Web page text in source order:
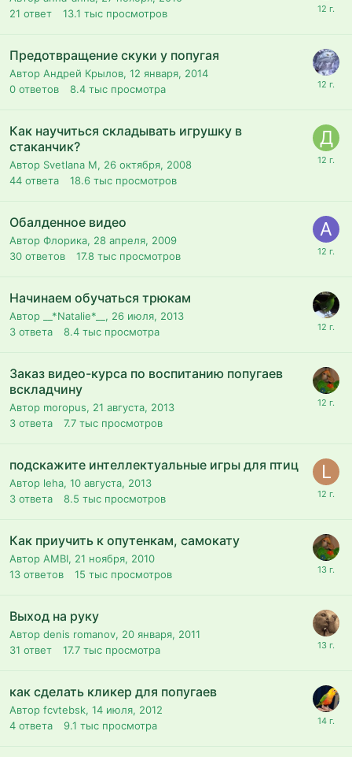
21 ответ 13.1 тыс просмотров
Предотвращение скуки у попугая
Автор Андрей Крылов, 12 января, 2014
0 ответов 8.4 тыс просмотра
Как научиться складывать игрушку в
стаканчик?
Автор Svetlana M, 26 октября, 2008
44 ответа 18.6 тыс просмотров
Обалденное видео
Автор Флорика, 28 апреля, 2009
30 ответов 17.8 тыс просмотров
Начинаем обучаться трюкам
Автор __*Natalie*__, 26 июля, 2013
3 ответа 8.4 тыс просмотра
Заказ видео-курса по воспитанию попугаев
вскладчину
Автор moropus, 21 августа, 2013
3 ответа 7.7 тыс просмотров
подскажите интеллектуальные игры для птиц
Автор leha, 10 августа, 2013
3 ответа 8.5 тыс просмотров
Как приучить к опутенкам, самокату
Автор AMBI, 21 ноября, 2010
13 ответов 15 тыс просмотров
Выход на руку
Автор denis romanov, 20 января, 2011
31 ответ 17.7 тыс просмотра
как сделать кликер для попугаев
Автор fcvtebsk, 14 июля, 2012
4 ответа 9.1 тыс просмотра